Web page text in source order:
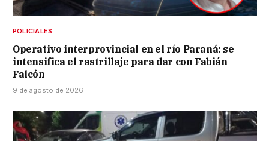
POLICIALES
Operativo interprovincial en el río Paraná: se
intensifica el rastrillaje para dar con Fabián
Falcón
9 de agosto de 2026